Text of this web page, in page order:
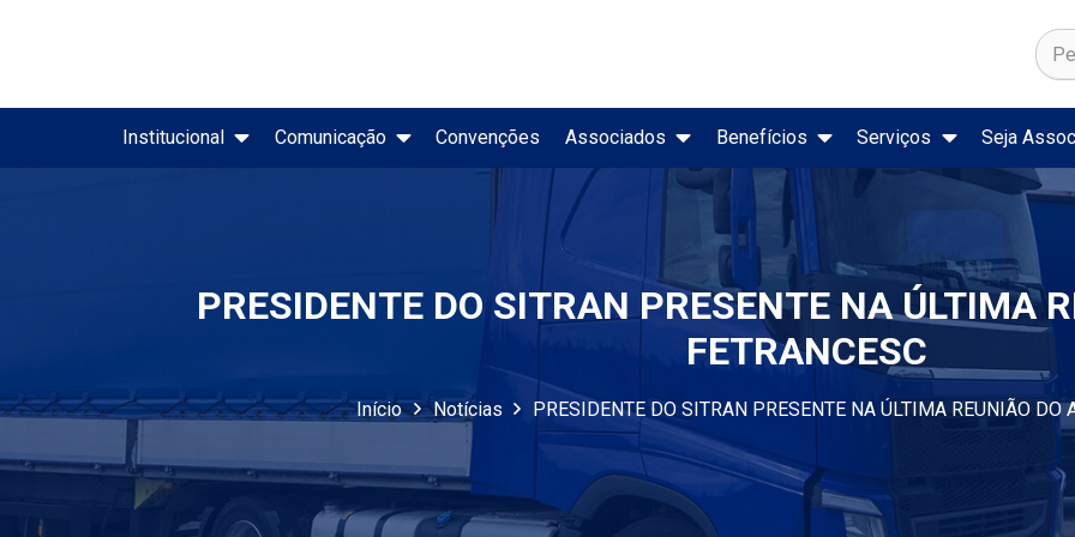
Institucional Comunicação Convenções Associados Benefícios Serviços Seja
PRESIDENTE DO SITRAN PRESENTE NA ÚLTIMA
FETRANCESC
Início Notícias PRESIDENTE DO SITRAN PRESENTE NA ÚLTIMA REUNIÃO DO